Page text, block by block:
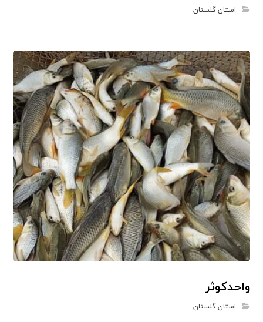
استان گلستان
واحدکوثر
استان گلستان